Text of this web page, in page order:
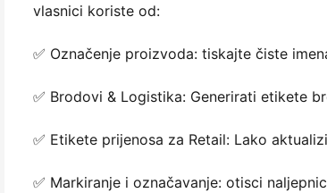
vlasnici koriste od:
✅ Označenje proizvoda: tiskajte čiste
✅ Brodovi & Logistika: Generirati etikete
✅ Etikete prijenosa za Retail: Lako
✅ Markiranje i označavanje: otisci